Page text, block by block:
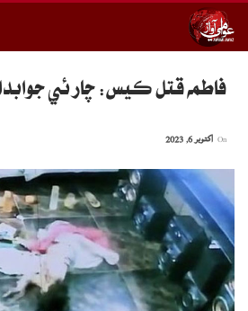
فاطمه قتل ڪيس: چار ئي
اکتوبر 6, 2023